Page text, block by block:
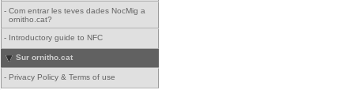
- Com entrar les teves dades NocMig a
ornitho.cat?
- Introductory guide to NFC
Sur ornitho.cat
- Privacy Policy & Terms of use